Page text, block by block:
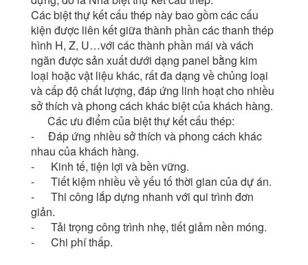
Các biệt thự kết cấu thép này bao gồm các cấu
kiện được liên kết giữa thành phần các thanh thép
hình H, Z, U…với các thành phần mái và vách
ngăn được sản xuất dưới dạng panel bằng kim
loại hoặc vật liệu khác, rất đa dạng về chủng loại
và cấp độ chất lượng, đáp ứng linh hoạt cho nhiều
sở thích và phong cách khác biệt của khách hàng.
Các ưu điểm của biệt thự kết cấu thép:
- Đáp ứng nhiều sở thích và phong cách khác
nhau của khách hàng.
- Kinh tế, tiện lợi và bền vững.
- Tiết kiệm nhiều về yếu tố thời gian của dự án.
- Thi công lắp dựng nhanh với qui trình đơn
giản.
- Tải trọng công trình nhẹ, tiết giảm nền móng.
- Chi phí thấp.